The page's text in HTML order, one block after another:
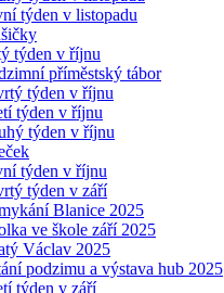
týden v listopadu
týden v říjnu
příměstský tábor
týden v říjnu
týden v říjnu
týden v říjnu
týden v říjnu
týden v září
Blanice 2025
ve škole září 2025
Václav 2025
podzimu a výstava hub 2025
týden v září